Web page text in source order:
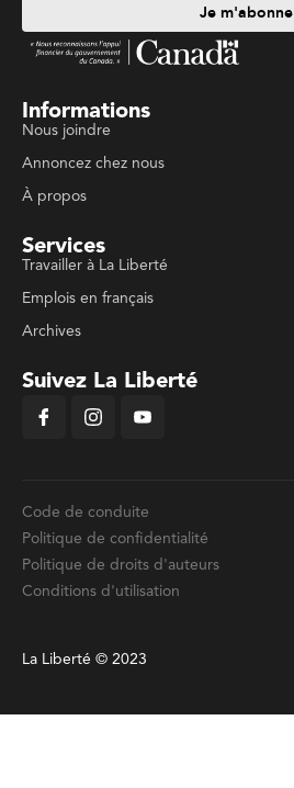
Je m'abonne
Informations
Nous joindre
Annoncez chez nous
À propos
Services
Travailler à La Liberté
Emplois en français
Archives
Suivez La Liberté
Code de conduite
Politique de confidentialité
Politique de droits d'auteurs
Conditions d'utilisation
La Liberté © 2023